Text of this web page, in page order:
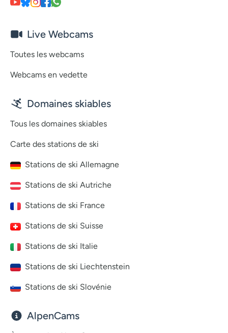
Live Webcams
Toutes les webcams
Webcams en vedette
Domaines skiables
Tous les domaines skiables
Carte des stations de ski
Stations de ski Allemagne
Stations de ski Autriche
Stations de ski France
Stations de ski Suisse
Stations de ski Italie
Stations de ski Liechtenstein
Stations de ski Slovénie
AlpenCams